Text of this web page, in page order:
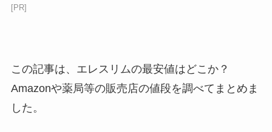
[PR]
この記事は、エレスリムの最安値はどこか？
Amazonや薬局等の販売店の値段を調べてまとめま
した。